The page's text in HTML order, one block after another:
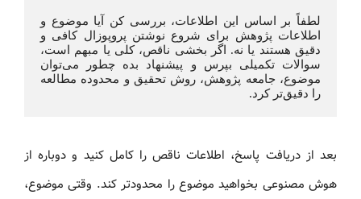
را دقیق‌تر کرد.
بعد از دریافت پاسخ، اطلاعات ناقص را کامل کنید و دوباره از
هوش مصنوعی بخواهید موضوع را محدودتر کند. وقتی موضوع،